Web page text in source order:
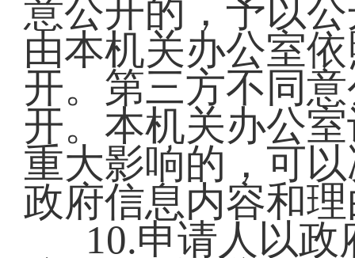
意公开的，予以
由本机关办公室
开。第三方不同
开。本机关办公
重大影响的，可
政府信息内容和
10.申请人以